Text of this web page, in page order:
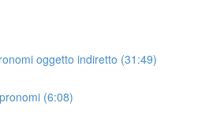
oggetto indiretto (31:49)
(6:08)